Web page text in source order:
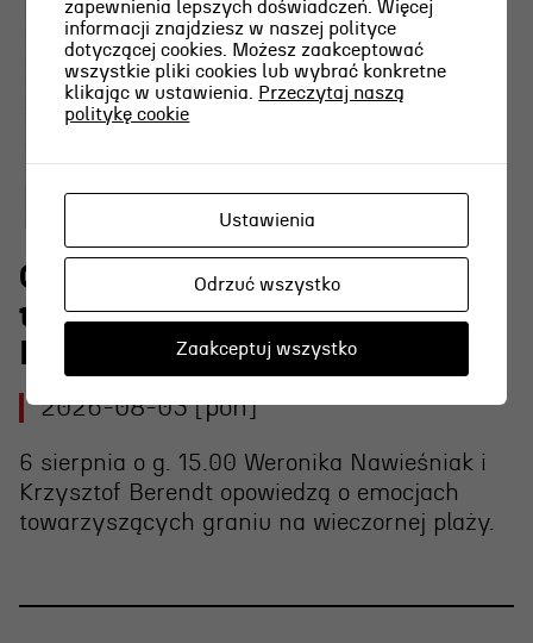
O najpiękniejszej scenie
teatralnej w Polsce w RADIU
2026-08-03 [pon]
6 sierpnia o g. 15.00 Weronika Nawieśniak i
Krzysztof Berendt opowiedzą o emocjach
towarzyszących graniu na wieczornej plaży.
zapewnienia lepszych doświadczeń. Więcej
informacji znajdziesz w naszej polityce
dotyczącej cookies. Możesz zaakceptować
wszystkie pliki cookies lub wybrać konkretne
klikając w ustawienia. Przeczytaj naszą
politykę cookie
Ustawienia
Odrzuć wszystko
Zaakceptuj wszystko